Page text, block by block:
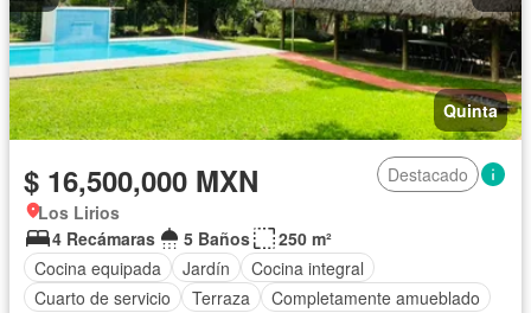
Quinta
$ 16,500,000 MXN
Destacado
Los Lirios
4 Recámaras
5 Baños
250 m²
Cocina equipada
Jardín
Cocina integral
Cuarto de servicio
Terraza Completamente amueblado